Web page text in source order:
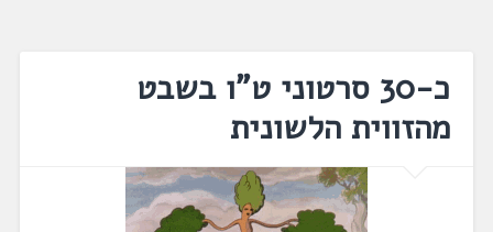
כ-30 סרטוני ט"ו בשבט
מהזווית הלשונית